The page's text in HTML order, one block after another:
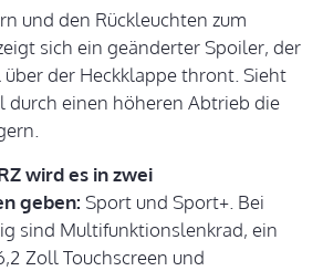
und den Rückleuchten zum
sich ein geänderter Spoiler, der
der Heckklappe thront. Sieht
durch einen höheren Abtrieb die
wird es in zwei
geben: Sport und Sport+. Bei
sind Multifunktionslenkrad, ein
Zoll Touchscreen und